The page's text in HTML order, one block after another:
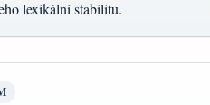
lexikální stabilitu.